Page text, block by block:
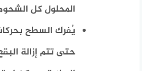
المحلول كل
يُفرك السطح
حتى تتم إزالة